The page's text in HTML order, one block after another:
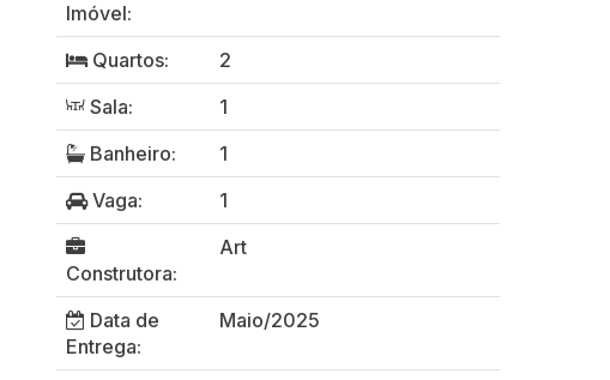
Imóvel:
Quartos:
2
Sala:
1
Banheiro:
1
Vaga:
1
Construtora:
Art
Data de
Entrega:
Maio/2025